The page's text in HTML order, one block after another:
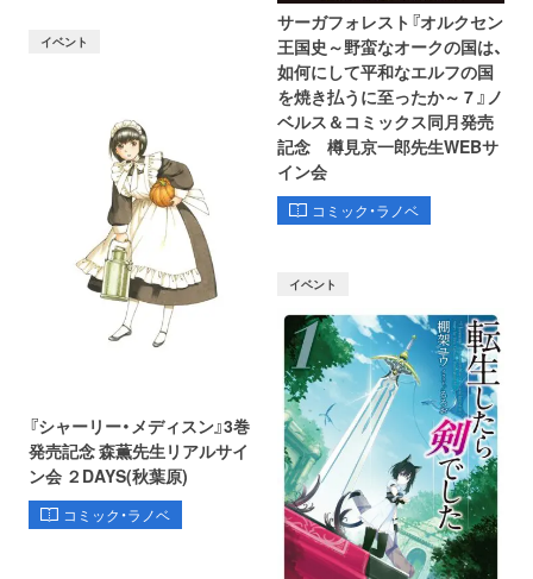
サーガフォレスト『オルクセン
王国史～野蛮なオークの国は、
如何にして平和なエルフの国
を焼き払うに至ったか～ 7 』ノ
ベルス＆コミックス同月発売
記念 樽見京一郎先生WEBサ
イン会
コミック・ラノベ
イベント
『シャーリー・メディスン』3巻
発売記念 森薫先生リアルサイ
ン会 ２DAYS(秋葉原)
コミック・ラノベ
イベント